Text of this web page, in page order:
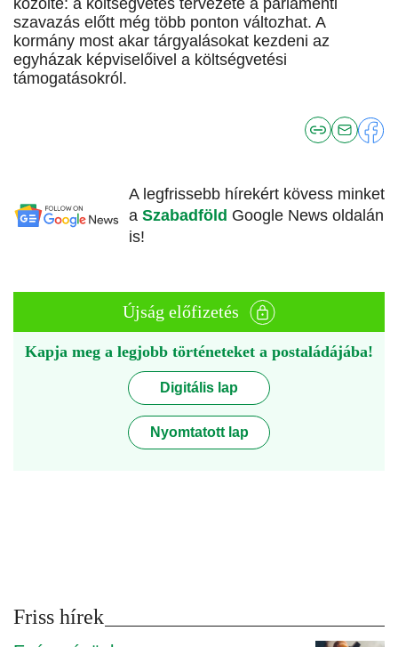
közölte: a költségvetés tervezete a parlamenti
szavazás előtt még több ponton változhat. A
kormány most akar tárgyalásokat kezdeni az
egyházak képviselőivel a költségvetési
támogatásokról.
A legfrissebb hírekért kövess minket
a Szabadföld Google News oldalán
is!
Újság előfizetés
Kapja meg a legjobb történeteket a postaládájába!
Digitális lap
Nyomtatott lap
Friss hírek